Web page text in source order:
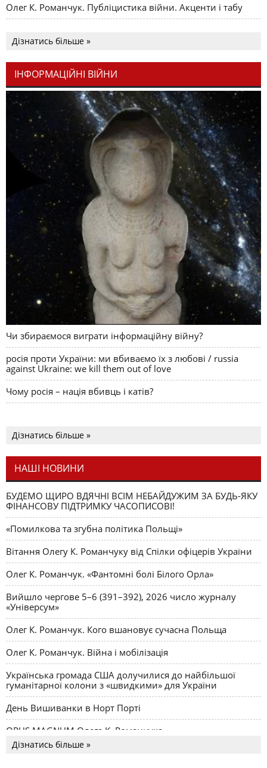
Олег К. Романчук. Публіцистика війни. Акценти і табу
Дізнатись більше »
ІНФОРМАЦІЙНІ ВІЙНИ
Чи збираємося виграти інформаційну війну?
росія проти України: ми вбиваємо їх з любові / russia
against Ukraine: we kill them out of love
Чому росія – нація вбивць і катів?
Дізнатись більше »
НАШІ НОВИНИ
БУДЕМО ЩИРО ВДЯЧНІ ВСІМ НЕБАЙДУЖИМ ЗА БУДЬ-ЯКУ
ФІНАНСОВУ ПІДТРИМКУ ЧАСОПИСОВІ!
«Помилкова та згубна політика Польщі»
Вітання Олегу К. Романчуку від Спілки офіцерів України
Олег К. Романчук. «Фантомні болі Білого Орла»
Вийшло чергове 5–6 (391–392), 2026 число журналу
«Універсум»
Олег К. Романчук. Кого вшановує сучасна Польща
Олег К. Романчук. Війна і мобілізація
Українська громада США долучилися до найбільшої
гуманітарної колони з «швидкими» для України
День Вишиванки в Норт Порті
OPUS MAGNUM Олега К. Романчука
Дізнатись більше »